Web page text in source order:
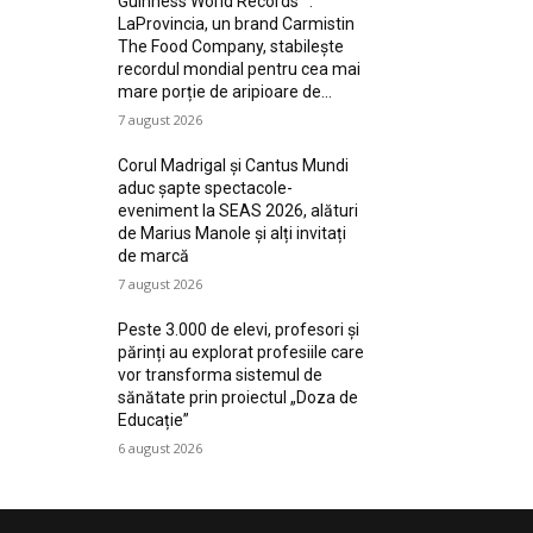
LaProvincia, un brand Carmistin
The Food Company, stabilește
recordul mondial pentru cea mai
mare porție de aripioare de...
7 august 2026
Corul Madrigal și Cantus Mundi
aduc șapte spectacole-
eveniment la SEAS 2026, alături
de Marius Manole și alți invitați
de marcă
7 august 2026
Peste 3.000 de elevi, profesori și
părinți au explorat profesiile care
vor transforma sistemul de
sănătate prin proiectul „Doza de
Educație”
6 august 2026